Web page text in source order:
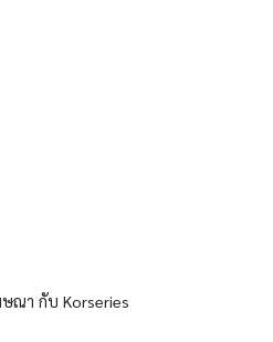
ณา กับ Korseries